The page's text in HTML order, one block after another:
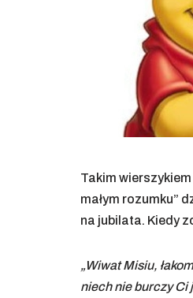
Takim
małym rozumku”
na jubilata. Kiedy
„Wiwat Misiu,
niech nie burczy Ci